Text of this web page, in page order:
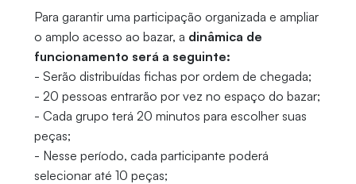
Para garantir uma participação organizada e ampliar
o amplo acesso ao bazar, a dinâmica de
funcionamento será a seguinte:
- Serão distribuídas fichas por ordem de chegada;
- 20 pessoas entrarão por vez no espaço do bazar;
- Cada grupo terá 20 minutos para escolher suas
peças;
- Nesse período, cada participante poderá
selecionar até 10 peças;